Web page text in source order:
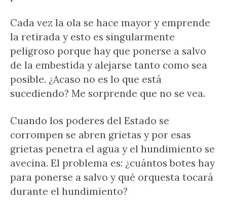
Cada vez la ola se hace mayor y emprende
la retirada y esto es singularmente
peligroso porque hay que ponerse a salvo
de la embestida y alejarse tanto como sea
posible. ¿Acaso no es lo que está
sucediendo? Me sorprende que no se vea.
Cuando los poderes del Estado se
corrompen se abren grietas y por esas
grietas penetra el agua y el hundimiento se
avecina. El problema es: ¿cuántos botes hay
para ponerse a salvo y qué orquesta tocará
durante el hundimiento?